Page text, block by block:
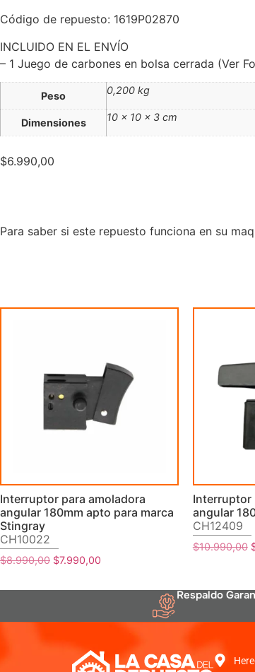
Código de repuesto: 1619P02870
INCLUIDO EN EL ENVÍO
– 1 Juego de carbones en bolsa cerrada (Ver
Peso 0,200 kg
Dimensiones 10 × 10 × 3 cm
$6.990,00
Para saber si este repuesto funciona en su
Interruptor para amoladora
angular 180mm apto para marca
Stingray
CH10022
$8.990,00 $7.990,00
Interruptor
angular
CH12409
$10.990,00
Respaldo